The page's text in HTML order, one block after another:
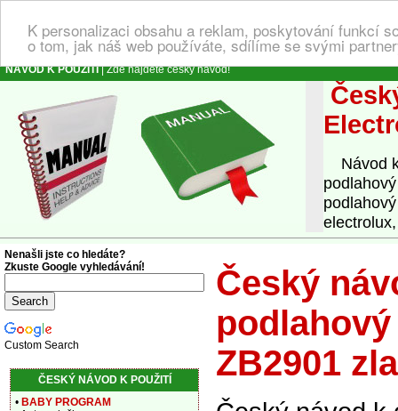
K personalizaci obsahu a reklam, poskytování funkcí
o tom, jak náš web používáte, sdílíme se svými
NÁVOD K POUŽITÍ| Zde najdete český návod!
Návod k
Český
ZB2901
Nenašli jste co hledáte?
Zkuste Google vyhledávání!
Custom Search
ČESKÝ NÁVOD K POUŽITÍ
• BABY PROGRAM